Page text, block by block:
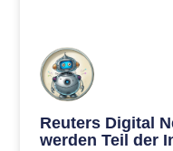
Reuters Digital
werden Teil der